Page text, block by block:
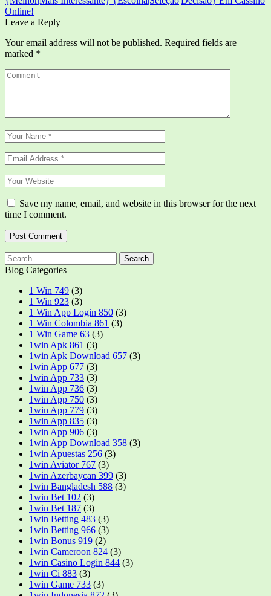
Online!
Leave a Reply
Your email address will not be published. Required fields are
marked *
Save my name, email, and website in this browser for the next
time I comment.
Search
for:
Blog Categories
1 Win 749 (3)
1 Win 923 (3)
1 Win App Login 850 (3)
1 Win Colombia 861 (3)
1 Win Game 63 (3)
1win Apk 861 (3)
1win Apk Download 657 (3)
1win App 677 (3)
1win App 733 (3)
1win App 736 (3)
1win App 750 (3)
1win App 779 (3)
1win App 835 (3)
1win App 906 (3)
1win App Download 358 (3)
1win Apuestas 256 (3)
1win Aviator 767 (3)
1win Azerbaycan 399 (3)
1win Bangladesh 588 (3)
1win Bet 102 (3)
1win Bet 187 (3)
1win Betting 483 (3)
1win Betting 966 (3)
1win Bonus 919 (2)
1win Cameroon 824 (3)
1win Casino Login 844 (3)
1win Ci 883 (3)
1win Game 733 (3)